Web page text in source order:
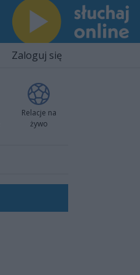
Zaloguj się
Relacje na
żywo